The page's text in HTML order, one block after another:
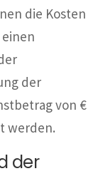
die Kosten
der
von €
werden.
der